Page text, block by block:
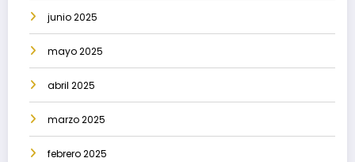
junio 2025
mayo 2025
abril 2025
marzo 2025
febrero 2025